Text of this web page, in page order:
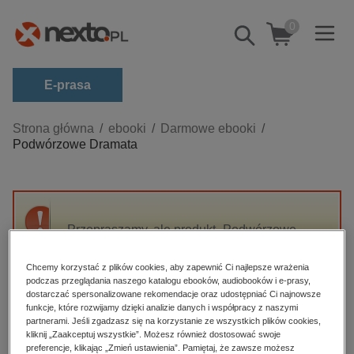
Pokaż/schowaj
wyszukiwarkę
0
E-prasa
Kategorie
Zobacz wszystkie E-prasa
budownictwo, aranżacja wnętrz
darmowe wydania
edukacja
hobby, sport, rozrywka
komputery, internet, technologie, informatyka
Strona główna ebooki
Darmowe ebooki
Podwórzowe Dramata
Przepraszamy, ale produkt „Podwórzowe
High-contrast mode
Polecane
Chcemy korzystać z plików cookies, aby zapewnić Ci najlepsze wrażenia
podczas przeglądania naszego katalogu ebooków, audiobooków i e-prasy,
dostarczać spersonalizowane rekomendacje oraz udostępniać Ci najnowsze
funkcje, które rozwijamy dzięki analizie danych i współpracy z naszymi
partnerami. Jeśli zgadzasz się na korzystanie ze wszystkich plików cookies,
kliknij „Zaakceptuj wszystkie”. Możesz również dostosować swoje
preferencje, klikając „Zmień ustawienia”. Pamiętaj, że zawsze możesz